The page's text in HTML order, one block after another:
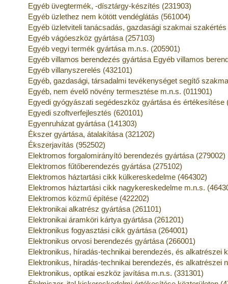
Egyéb üvegtermék, -dísztárgy-készítés (231903)
Egyéb üzlethez nem kötött vendéglátás (561004)
Egyéb üzletviteli tanácsadás, gazdasági szakmai
Egyéb vágóeszköz gyártása (257103)
Egyéb vegyi termék gyártása m.n.s. (205901)
Egyéb villamos berendezés gyártása Egyéb villamos
Egyéb villanyszerelés (432101)
Egyéb, gazdasági, társadalmi tevékenységet segítő
Egyéb, nem évelő növény termesztése m.n.s. (011901)
Egyedi gyógyászati segédeszköz gyártása és értékesítése
Egyedi szoftverfejlesztés (620101)
Egyenruházat gyártása (141303)
Ékszer gyártása, átalakítása (321202)
Ékszerjavítás (952502)
Elektromos forgalomirányító berendezés gyártása (279002)
Elektromos fűtőberendezés gyártása (275102)
Elektromos háztartási cikk külkereskedelme (464302)
Elektromos háztartási cikk nagykereskedelme m.n.s.
Elektromos közmű építése (422202)
Elektronikai alkatrész gyártása (261101)
Elektronikai áramköri kártya gyártása (261201)
Elektronikus fogyasztási cikk gyártása (264001)
Elektronikus orvosi berendezés gyártása (266001)
Elektronikus, híradás-technikai berendezés, és alkatrészei
Elektronikus, híradás-technikai berendezés, és alkatrészei
Elektronikus, optikai eszköz javítása m.n.s. (331301)